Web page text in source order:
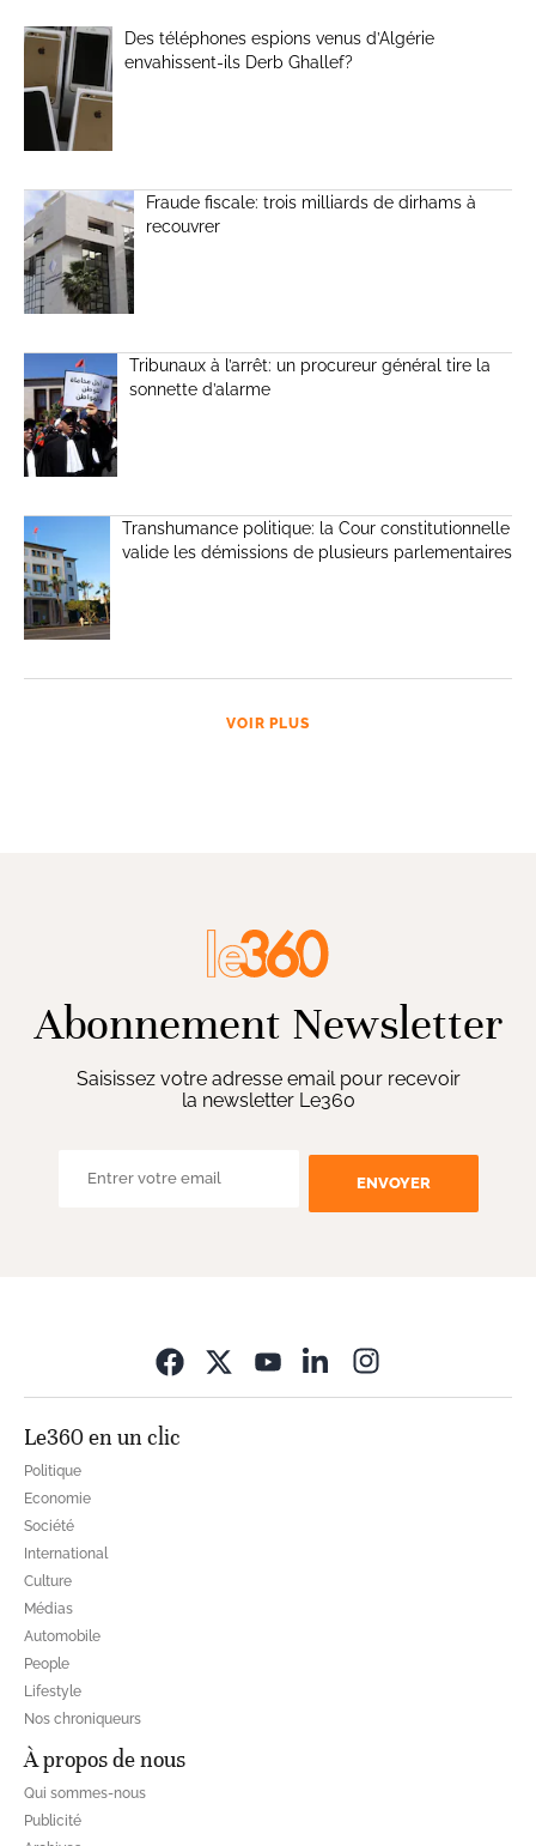
Des téléphones espions venus d’Algérie
envahissent-ils Derb Ghallef?
Fraude fiscale: trois milliards de dirhams à
recouvrer
Tribunaux à l’arrêt: un procureur général tire la
sonnette d’alarme
Transhumance politique: la Cour constitutionnelle
valide les démissions de plusieurs parlementaires
VOIR PLUS
Abonnement Newsletter
Saisissez votre adresse email pour recevoir
la newsletter Le360
ENVOYER
Le360 en un clic
Politique
Economie
Société
International
Culture
Médias
Automobile
People
Lifestyle
Nos chroniqueurs
À propos de nous
Qui sommes-nous
Publicité